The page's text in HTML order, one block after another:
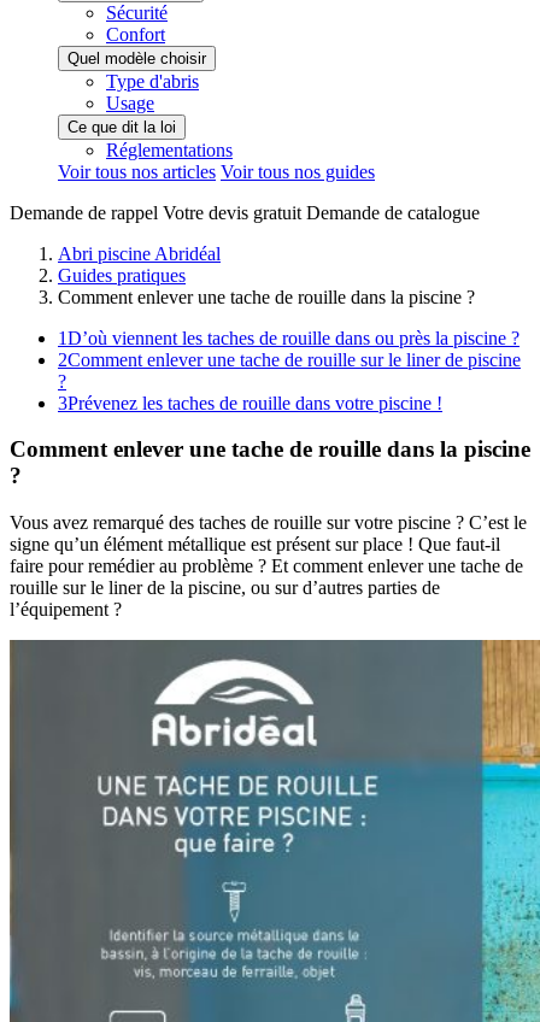
Sécurité
Confort
Quel modèle choisir
Type d'abris
Usage
Ce que dit la loi
Réglementations
Voir tous nos articles Voir tous nos guides
Demande de rappel Votre devis gratuit Demande de catalogue
Abri piscine Abridéal
Guides pratiques
Comment enlever une tache de rouille dans la piscine ?
1D’où viennent les taches de rouille dans ou près la piscine ?
2Comment enlever une tache de rouille sur le liner de piscine
?
3Prévenez les taches de rouille dans votre piscine !
Comment enlever une tache de rouille dans la piscine
?
Vous avez remarqué des taches de rouille sur votre piscine ? C’est le
signe qu’un élément métallique est présent sur place ! Que faut-il
faire pour remédier au problème ? Et comment enlever une tache de
rouille sur le liner de la piscine, ou sur d’autres parties de
l’équipement ?